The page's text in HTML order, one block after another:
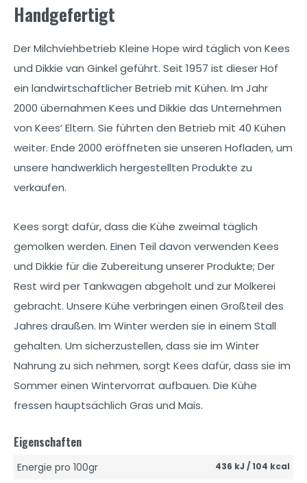
Handgefertigt
Der Milchviehbetrieb Kleine Hope wird täglich von Kees
und Dikkie van Ginkel geführt. Seit 1957 ist dieser Hof
ein landwirtschaftlicher Betrieb mit Kühen. Im Jahr
2000 übernahmen Kees und Dikkie das Unternehmen
von Kees‘ Eltern. Sie führten den Betrieb mit 40 Kühen
weiter. Ende 2000 eröffneten sie unseren Hofladen, um
unsere handwerklich hergestellten Produkte zu
verkaufen.
Kees sorgt dafür, dass die Kühe zweimal täglich
gemolken werden. Einen Teil davon verwenden Kees
und Dikkie für die Zubereitung unserer Produkte; Der
Rest wird per Tankwagen abgeholt und zur Molkerei
gebracht. Unsere Kühe verbringen einen Großteil des
Jahres draußen. Im Winter werden sie in einem Stall
gehalten. Um sicherzustellen, dass sie im Winter
Nahrung zu sich nehmen, sorgt Kees dafür, dass sie im
Sommer einen Wintervorrat aufbauen. Die Kühe
fressen hauptsächlich Gras und Mais.
Eigenschaften
Energie pro 100gr 436 kJ / 104 kcal